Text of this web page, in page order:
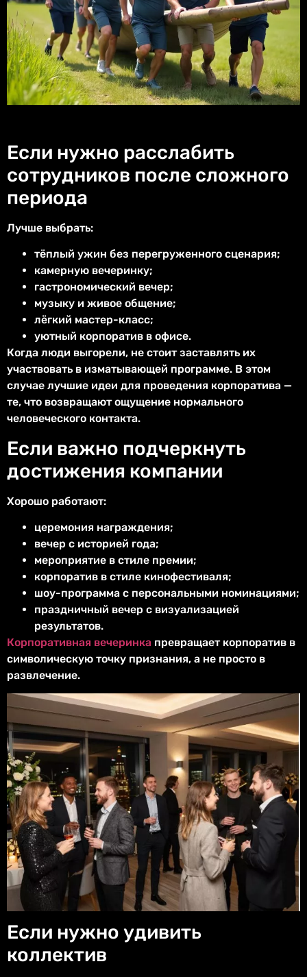
Если нужно расслабить
сотрудников после сложного
периода
Лучше выбрать:
тёплый ужин без перегруженного сценария;
камерную вечеринку;
гастрономический вечер;
музыку и живое общение;
лёгкий мастер-класс;
уютный корпоратив в офисе.
Когда люди выгорели, не стоит заставлять их
участвовать в изматывающей программе. В этом
случае лучшие идеи для проведения корпоратива —
те, что возвращают ощущение нормального
человеческого контакта.
Если важно подчеркнуть
достижения компании
Хорошо работают:
церемония награждения;
вечер с историей года;
мероприятие в стиле премии;
корпоратив в стиле кинофестиваля;
шоу-программа с персональными номинациями;
праздничный вечер с визуализацией
результатов.
Корпоративная вечеринка превращает корпоратив в
символическую точку признания, а не просто в
развлечение.
Если нужно удивить
коллектив